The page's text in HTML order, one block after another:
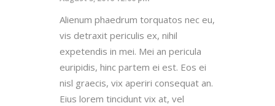
Alienum phaedrum torquatos nec eu,
vis detraxit periculis ex, nihil
expetendis in mei. Mei an pericula
euripidis, hinc partem ei est. Eos ei
nisl graecis, vix aperiri consequat an.
Eius lorem tincidunt vix at, vel